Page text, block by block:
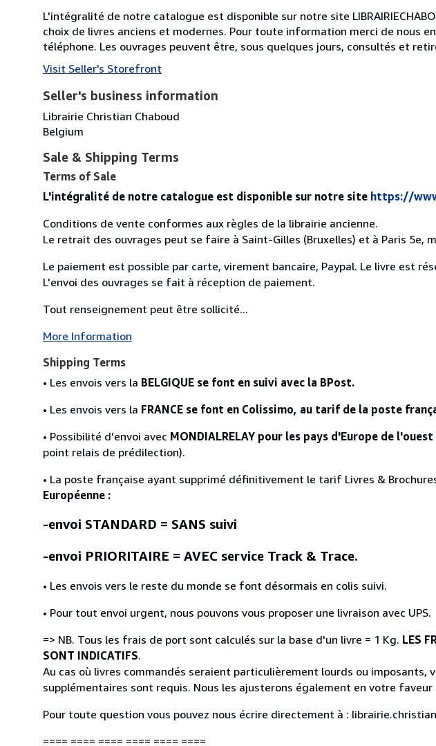
L'intégralité de notre catalogue est disponible sur notre site
choix de livres anciens et modernes. Pour toute information merci de nous
téléphone. Les ouvrages peuvent être, sous quelques jours, consultés et
Visit Seller's Storefront
Seller's business information
Librairie Christian Chaboud
Belgium
Sale & Shipping Terms
Terms of Sale
L'intégralité de notre catalogue est disponible sur notre site https://
Conditions de vente conformes aux règles de la librairie ancienne.
Le retrait des ouvrages peut se faire à Saint-Gilles (Bruxelles) et à Paris 5e,
Le paiement est possible par carte, virement bancaire, Paypal. Le livre est
L'envoi des ouvrages se fait à réception de paiement.
Tout renseignement peut être sollicité...
More Information
Shipping Terms
• Les envois vers la BELGIQUE se font en suivi avec la BPost.
• Les envois vers la FRANCE se font en Colissimo, au tarif de la poste
• Possibilité d'envoi avec MONDIALRELAY pour les pays d'Europe de l'ouest
point relais de prédilection).
• La poste française ayant supprimé définitivement le tarif Livres &
Européenne :
-envoi STANDARD = SANS suivi
-envoi PRIORITAIRE = AVEC service Track & Trace.
• Les envois vers le reste du monde se font désormais en colis suivi.
• Pour tout envoi urgent, nous pouvons vous proposer une livraison avec UPS.
=> NB. Tous les frais de port sont calculés sur la base d'un livre = 1 Kg. LES
SONT INDICATIFS.
Au cas où livres commandés seraient particulièrement lourds ou
supplémentaires sont requis. Nous les ajusterons également en votre
Pour toute question vous pouvez nous écrire directement à :
==== ==== ==== ==== ==== ====